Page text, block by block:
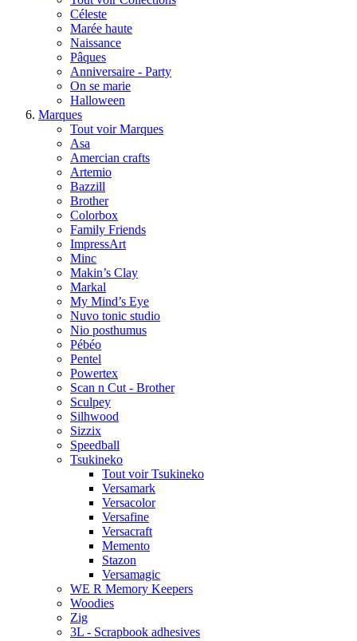
Céleste
Marée haute
Naissance
Pâques
Anniversaire - Party
On se marie
Halloween
Marques
Tout voir Marques
Asa
Amercian crafts
Artemio
Bazzill
Brother
Colorbox
Family Friends
ImpressArt
Minc
Makin’s Clay
Markal
My Mind’s Eye
Nuvo tonic studio
Nio posthumus
Pébéo
Pentel
Powertex
Scan n Cut - Brother
Sculpey
Silhwood
Sizzix
Speedball
Tsukineko
Tout voir Tsukineko
Versamark
Versacolor
Versafine
Versacraft
Memento
Stazon
Versamagic
WE R Memory Keepers
Woodies
Zig
3L - Scrapbook adhesives